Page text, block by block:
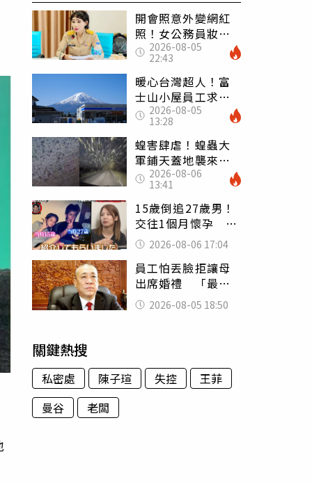
開會照意外變網紅
照！女公務員妝容
掀2千則留言 本人
怒嗆：化妝有錯嗎
2026-08-05
22:43
暖心台灣超人！富
士山小屋員工求助
「想活下去」 山
友狂背物資上山：
台灣真的是寶島
2026-08-05
13:28
蝗害肆虐！蝗蟲大
軍鋪天蓋地襲來宛
如末日 網驚：聖
經十災
2026-08-06
13:41
15歲倒追27歲男！
交往1個月懷孕 36
歲當阿嬤故事曝光
2026-08-06 17:04
員工怕丟臉拒讓母
出席婚禮 「最愛
發錢老闆」震怒開
除：我看不起你
2026-08-05 18:50
關鍵熱搜
私密處 陳子瑄 失控
王菲
曼谷
老闆